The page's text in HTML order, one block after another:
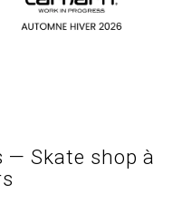
— Skate shop à